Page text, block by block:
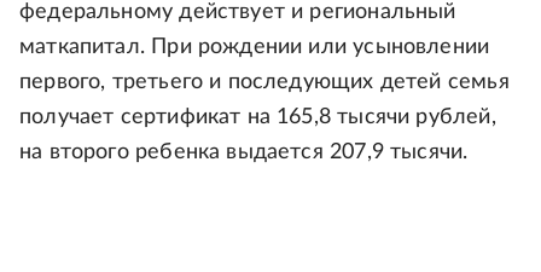
федеральному действует и региональный
маткапитал. При рождении или усыновлении
первого, третьего и последующих детей семья
получает сертификат на 165,8 тысячи рублей,
на второго ребенка выдается 207,9 тысячи.